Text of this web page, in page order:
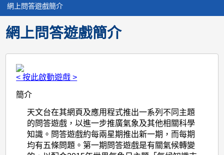
網上問答遊戲簡介
網上問答遊戲簡介
< 按此啟動遊戲 >
簡介
天文台在其網頁及應用程式推出一系列不同主題
的問答遊戲，以進一步推廣氣象及其他相關科學
知識。問答遊戲約每兩星期推出新一期，而每期
均有五條問題。第一期問答遊戲是有關氣候轉變